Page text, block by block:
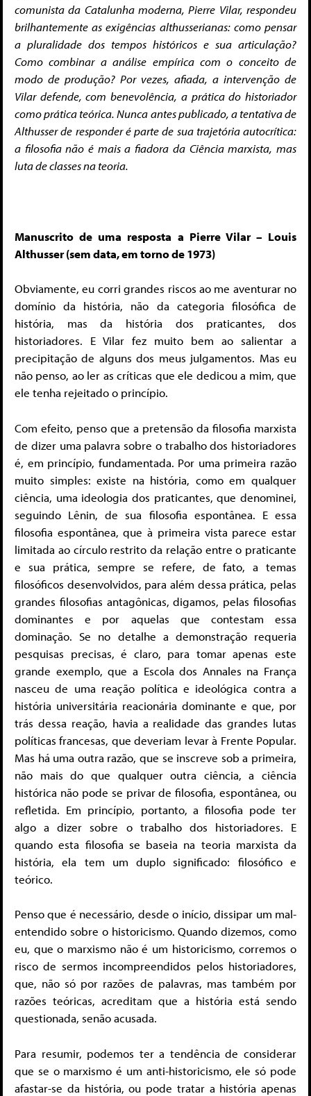
comunista da Catalunha moderna, Pierre Vilar, respondeu
brilhantemente as exigências althusserianas: como pensar
a pluralidade dos tempos históricos e sua articulação?
Como combinar a análise empírica com o conceito de
modo de produção? Por vezes, afiada, a intervenção de
Vilar defende, com benevolência, a prática do historiador
como prática teórica. Nunca antes publicado, a tentativa de
Althusser de responder é parte de sua trajetória autocrítica:
a filosofia não é mais a fiadora da Ciência marxista, mas
luta de classes na teoria.
Manuscrito de uma resposta a Pierre Vilar – Louis
Althusser (sem data, em torno de 1973)
Obviamente, eu corri grandes riscos ao me aventurar no
domínio da história, não da categoria filosófica de
história, mas da história dos praticantes, dos
historiadores. E Vilar fez muito bem ao salientar a
precipitação de alguns dos meus julgamentos. Mas eu
não penso, ao ler as críticas que ele dedicou a mim, que
ele tenha rejeitado o princípio.
Com efeito, penso que a pretensão da filosofia marxista
de dizer uma palavra sobre o trabalho dos historiadores
é, em princípio, fundamentada. Por uma primeira razão
muito simples: existe na história, como em qualquer
ciência, uma ideologia dos praticantes, que denominei,
seguindo Lênin, de sua filosofia espontânea. E essa
filosofia espontânea, que à primeira vista parece estar
limitada ao círculo restrito da relação entre o praticante
e sua prática, sempre se refere, de fato, a temas
filosóficos desenvolvidos, para além dessa prática, pelas
grandes filosofias antagônicas, digamos, pelas filosofias
dominantes e por aquelas que contestam essa
dominação. Se no detalhe a demonstração requeria
pesquisas precisas, é claro, para tomar apenas este
grande exemplo, que a Escola dos Annales na França
nasceu de uma reação política e ideológica contra a
história universitária reacionária dominante e que, por
trás dessa reação, havia a realidade das grandes lutas
políticas francesas, que deveriam levar à Frente Popular.
Mas há uma outra razão, que se inscreve sob a primeira,
não mais do que qualquer outra ciência, a ciência
histórica não pode se privar de filosofia, espontânea, ou
refletida. Em princípio, portanto, a filosofia pode ter
algo a dizer sobre o trabalho dos historiadores. E
quando esta filosofia se baseia na teoria marxista da
história, ela tem um duplo significado: filosófico e
teórico.
Penso que é necessário, desde o início, dissipar um mal-
entendido sobre o historicismo. Quando dizemos, como
eu, que o marxismo não é um historicismo, corremos o
risco de sermos incompreendidos pelos historiadores,
que, não só por razões de palavras, mas também por
razões teóricas, acreditam que a história está sendo
questionada, senão acusada.
Para resumir, podemos ter a tendência de considerar
que se o marxismo é um anti-historicismo, ele só pode
afastar-se da história, ou pode tratar a história apenas